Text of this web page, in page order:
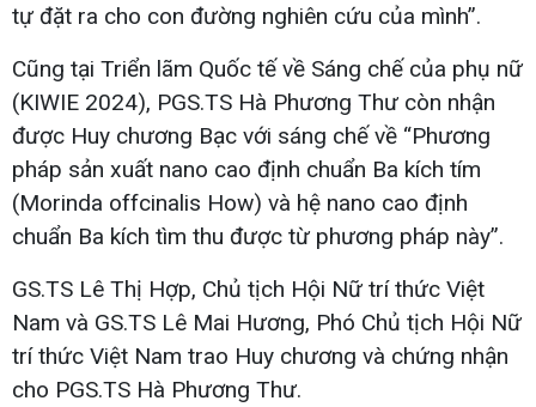
tự đặt ra cho con đường nghiên cứu của mình”.
Cũng tại Triển lãm Quốc tế về Sáng chế của phụ nữ
(KIWIE 2024), PGS.TS Hà Phương Thư còn nhận
được Huy chương Bạc với sáng chế về “Phương
pháp sản xuất nano cao định chuẩn Ba kích tím
(Morinda offcinalis How) và hệ nano cao định
chuẩn Ba kích tìm thu được từ phương pháp này”.
GS.TS Lê Thị Hợp, Chủ tịch Hội Nữ trí thức Việt
Nam và GS.TS Lê Mai Hương, Phó Chủ tịch Hội Nữ
trí thức Việt Nam trao Huy chương và chứng nhận
cho PGS.TS Hà Phương Thư.